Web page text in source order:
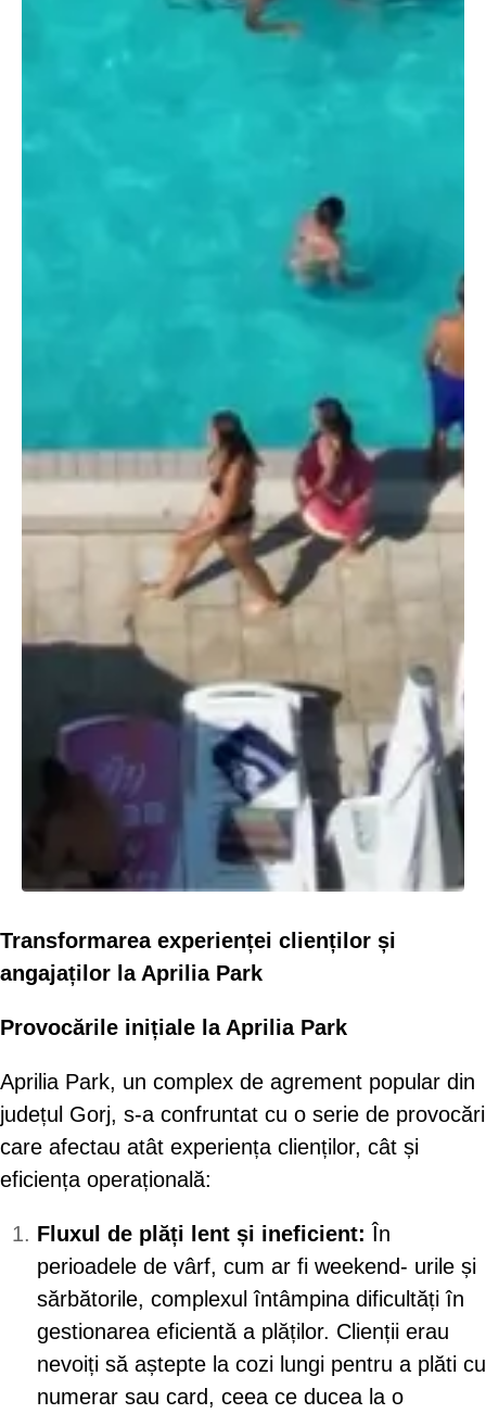
Transformarea experienței clienților și
angajaților la Aprilia Park
Provocările inițiale la Aprilia Park
Aprilia Park, un complex de agrement popular din
județul Gorj, s-a confruntat cu o serie de provocări
care afectau atât experiența clienților, cât și
eficiența operațională:
Fluxul de plăți lent și ineficient: În
perioadele de vârf, cum ar fi weekend- urile și
sărbătorile, complexul întâmpina dificultăți în
gestionarea eficientă a plăților. Clienții erau
nevoiți să aștepte la cozi lungi pentru a plăti cu
numerar sau card, ceea ce ducea la o